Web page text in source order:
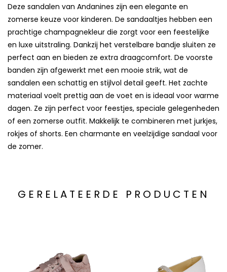
Deze sandalen van Andanines zijn een elegante en
zomerse keuze voor kinderen. De sandaaltjes hebben een
prachtige champagnekleur die zorgt voor een feestelijke
en luxe uitstraling. Dankzij het verstelbare bandje sluiten ze
perfect aan en bieden ze extra draagcomfort. De voorste
banden zijn afgewerkt met een mooie strik, wat de
sandalen een schattig en stijlvol detail geeft. Het zachte
materiaal voelt prettig aan de voet en is ideaal voor warme
dagen. Ze zijn perfect voor feestjes, speciale gelegenheden
of een zomerse outfit. Makkelijk te combineren met jurkjes,
rokjes of shorts. Een charmante en veelzijdige sandaal voor
de zomer.
GERELATEERDE PRODUCTEN